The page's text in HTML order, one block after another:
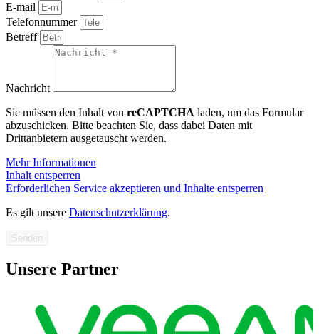
E-mail
Telefonnummer
Betreff
Nachricht
Sie müssen den Inhalt von reCAPTCHA laden, um das Formular
abzuschicken. Bitte beachten Sie, dass dabei Daten mit
Drittanbietern ausgetauscht werden.
Mehr Informationen
Inhalt entsperren
Erforderlichen Service akzeptieren und Inhalte entsperren
Es gilt unsere Datenschutzerklärung.
Senden
Unsere Partner